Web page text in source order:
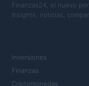
Finanzas24, el nuevo
Insights, noticias,
Inversiones
Finanzas
Criptomonedas